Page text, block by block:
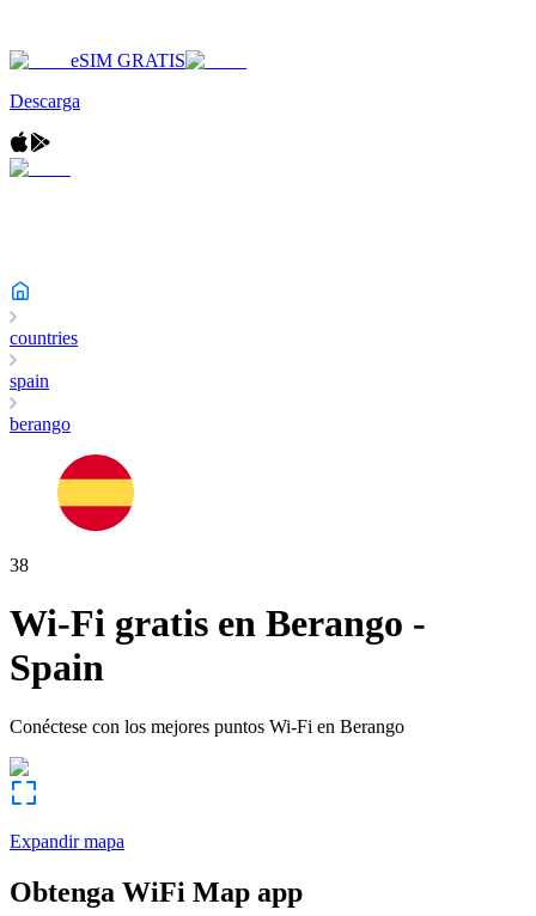
eSIM GRATIS
Descarga
countries
spain
berango
38
Wi-Fi gratis en Berango -
Spain
Conéctese con los mejores puntos Wi-Fi en Berango
Expandir mapa
Obtenga WiFi Map app